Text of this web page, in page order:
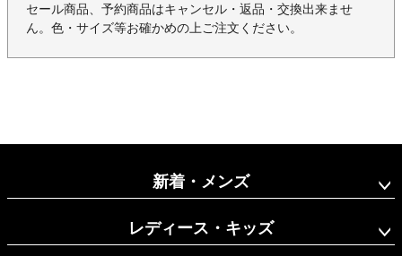
セール商品、予約商品はキャンセル・返品・交換出来ませ
ん。色・サイズ等お確かめの上ご注文ください。
新着・メンズ
レディース・キッズ